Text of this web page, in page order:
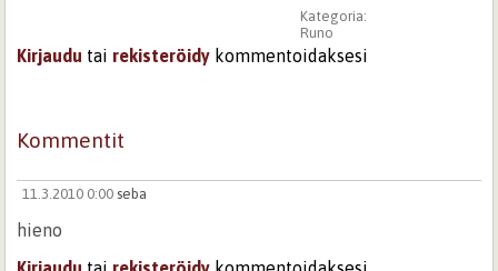
Kategoria:
Runo
Kirjaudu tai rekisteröidy kommentoidaksesi
Kommentit
11.3.2010 0:00 seba
hieno